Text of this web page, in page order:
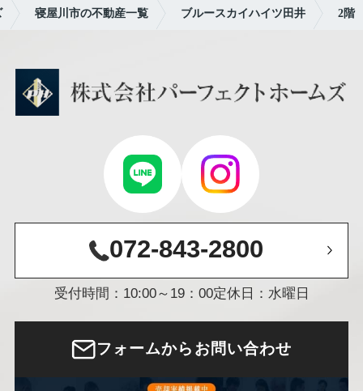
寝屋川市の不動産一覧 ブルースカイハイツ田井 2階
072-843-2800
受付時間：10:00～19：00定休日：水曜日
フォームからお問い合わせ